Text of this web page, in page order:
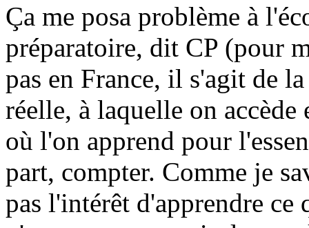
Ça me posa problème à
préparatoire, dit CP (pour
pas en France, il s'agit de
réelle, à laquelle on accède
où l'on apprend pour
part, compter. Comme je
pas l'intérêt d'apprendre ce